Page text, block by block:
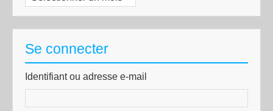
Se connecter
Identifiant ou adresse e-mail